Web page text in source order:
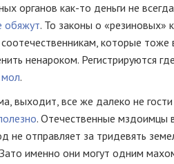
органов как-то деньги не
обяжут. То законы о «резиновых»
которые тоже
ненароком. Регистрируются
.
выходит, все же далеко не
. Отечественные мздоимцы
не отправляет за тридевять
именно они могут одним